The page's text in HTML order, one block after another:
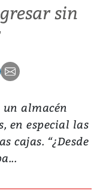
sin
un almacén
en especial las
cajas. “¿Desde